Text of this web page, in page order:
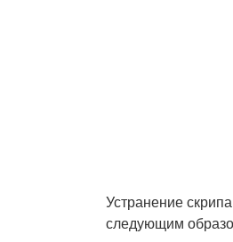
Устранение
следующим